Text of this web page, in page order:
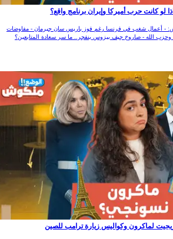
كانت حرب أميركا وإيران برنامج واقع؟
- أعمال شغب في فرنسا رغم فوز باريس سان جيرمان - مفاوضات
وحزب الله - صاروخ جيف بيزوس ينفجر.. ما سر سعادة المتابعين؟
لماكرون وكواليس زيارة ترامب للصين